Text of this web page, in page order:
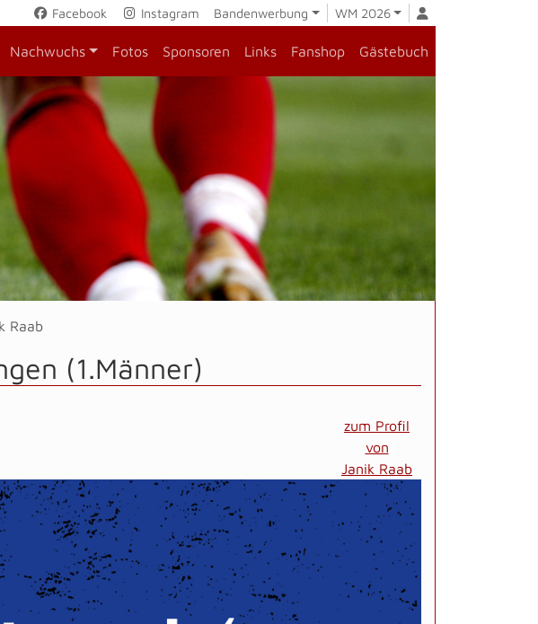
Facebook Instagram Bandenwerbung WM 2026
Nachwuchs Fotos Sponsoren Links Fanshop Gästebuch
Raab
(1.Männer)
zum Profil
von
Janik Raab